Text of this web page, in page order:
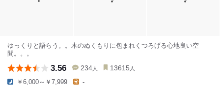
ゆっくりと語らう。。木のぬくもりに包まれくつろげる心地良い空
間。。。
3.56 234 人 13615 人
￥6,000～￥7,999 -